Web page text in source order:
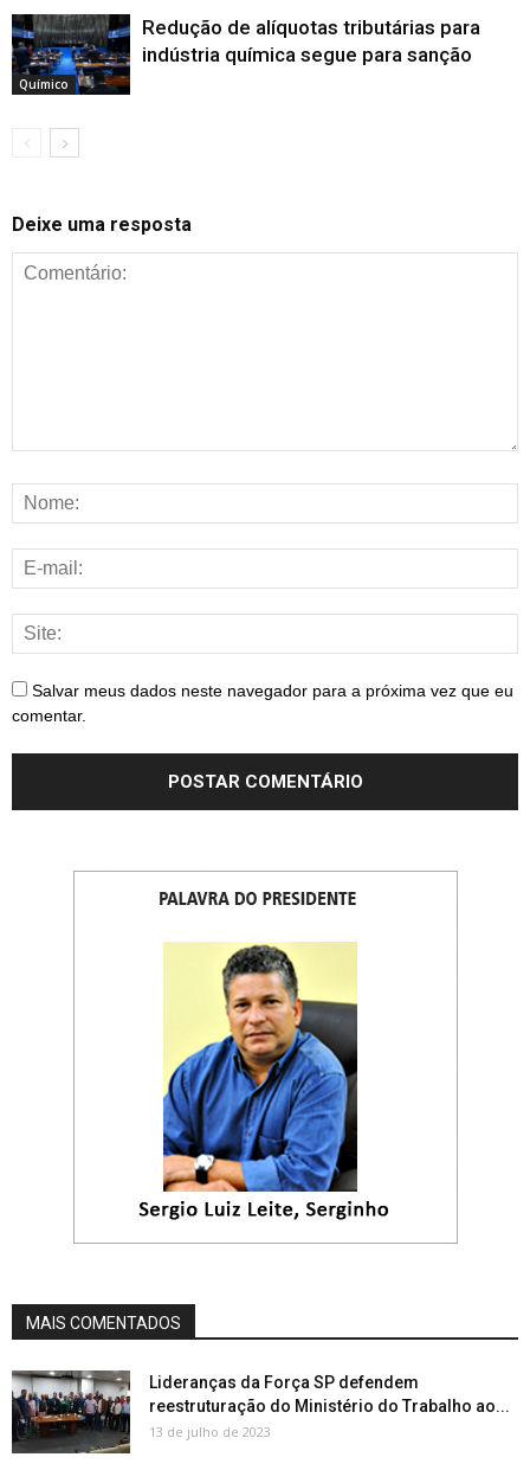
Químico
Redução de alíquotas tributárias para
indústria química segue para sanção
Deixe uma resposta
Salvar meus dados neste navegador para a próxima vez que eu
comentar.
MAIS COMENTADOS
Lideranças da Força SP defendem
reestruturação do Ministério do Trabalho ao...
13 de julho de 2023